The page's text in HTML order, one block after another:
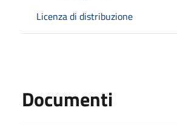
Licenza di distribuzione
Documenti